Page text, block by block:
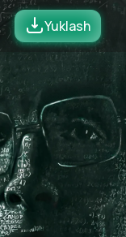
Yuklash